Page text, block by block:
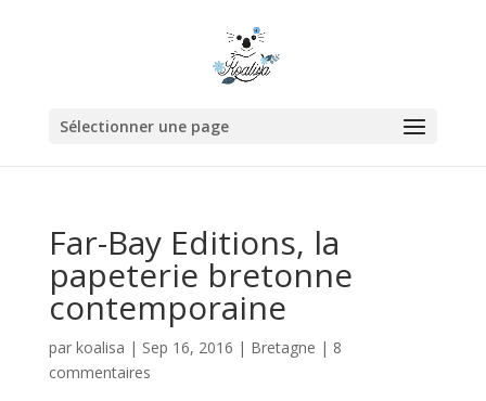
Sélectionner une page
Far-Bay Editions, la
papeterie bretonne
contemporaine
par koalisa | Sep 16, 2016 | Bretagne | 8
commentaires